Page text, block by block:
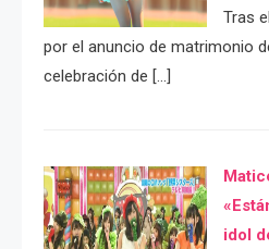
Tras
por el anuncio de matrimonio
celebración de […]
idol